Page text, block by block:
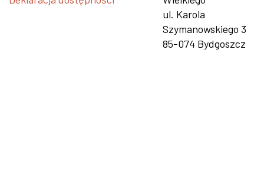
ul. Karola
Szymanowskiego 3
85-074 Bydgoszcz